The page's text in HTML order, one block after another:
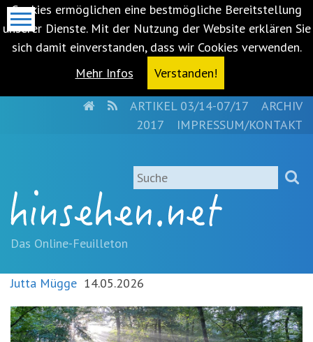
Cookies ermöglichen eine bestmögliche Bereitstellung
unserer Dienste. Mit der Nutzung der Website erklären Sie
sich damit einverstanden, dass wir Cookies verwenden.
Mehr Infos
Verstanden!
springen
(Accesskey
'1')Zur
springen
'3')Zur
Suche
HOMERSSARTIKEL 03/14-07/17
ARCHIV
2017
IMPRESSUM/KONTAKT
Suche
Das Online-Feuilleton
Jutta Mügge 14.05.2026